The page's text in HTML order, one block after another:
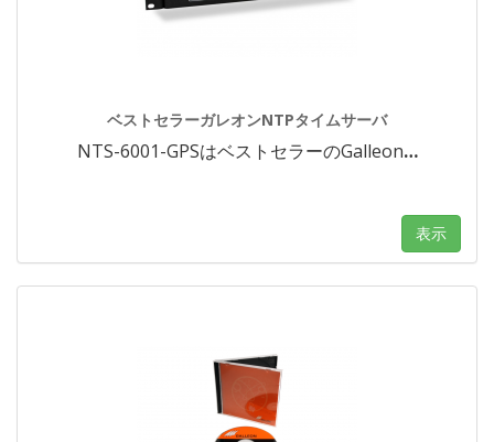
ベストセラーガレオンNTPタイムサーバ
NTS-6001-GPSはベストセラーのGalleon…
表示